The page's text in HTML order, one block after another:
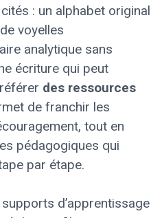
: un alphabet original
voyelles
analytique sans
écriture qui peut
des ressources
de franchir les
tout en
pédagogiques qui
par étape.
d’apprentissage